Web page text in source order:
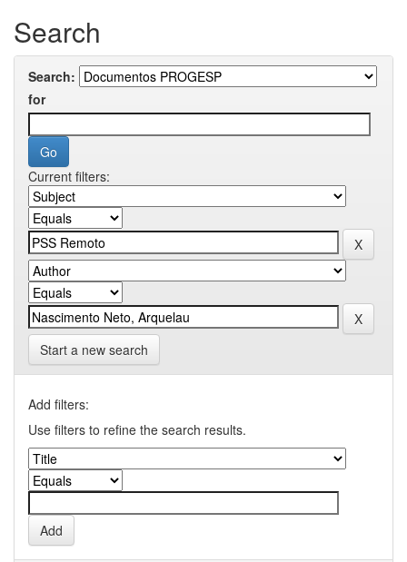
Search
Search:
for
Current filters:
Start a new search
Add filters:
Use filters to refine the search results.